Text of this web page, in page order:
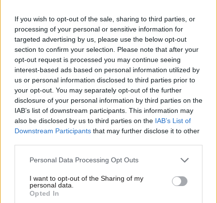
If you wish to opt-out of the sale, sharing to third parties, or
processing of your personal or sensitive information for
targeted advertising by us, please use the below opt-out
section to confirm your selection. Please note that after your
opt-out request is processed you may continue seeing
interest-based ads based on personal information utilized by
us or personal information disclosed to third parties prior to
your opt-out. You may separately opt-out of the further
disclosure of your personal information by third parties on the
IAB’s list of downstream participants. This information may
also be disclosed by us to third parties on the IAB’s List of
Downstream Participants that may further disclose it to other
Please note that this website/app uses one or more Google
not limited to your visit or usage behaviour. You may click to
grant or deny consent to Google and its third-party tags to
use your data for below specified purposes in below Google
Personal Data Processing Opt Outs
I want to opt-out of the Sharing of my
personal data.
Opted In